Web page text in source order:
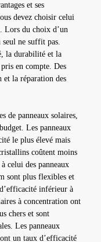
et ses
devez choisir celui
Lors du choix d’un
seul ne suffit pas.
la durabilité et la
en compte. Des
et la réparation des
de panneaux solaires,
Les panneaux
le plus élevé mais
coûtent moins
celui des panneaux
sont plus flexibles et
inférieur à
à concentration ont
chers et sont
Les panneaux
un taux d’efficacité